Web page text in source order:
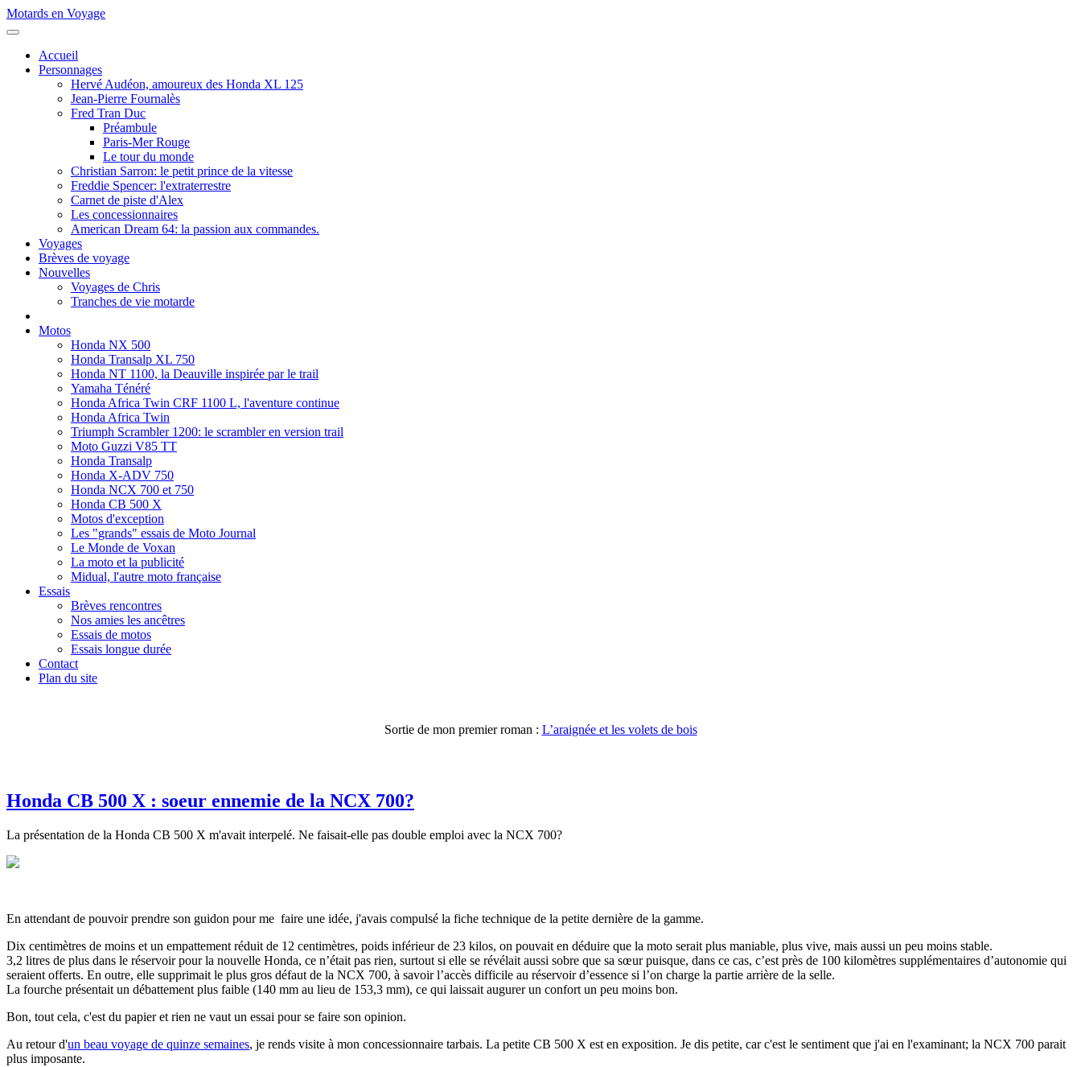
Motards en Voyage
Accueil
Personnages
Hervé Audéon, amoureux des Honda XL 125
Jean-Pierre Fournalès
Fred Tran Duc
Préambule
Paris-Mer Rouge
Le tour du monde
Christian Sarron: le petit prince de la vitesse
Freddie Spencer: l'extraterrestre
Carnet de piste d'Alex
Les concessionnaires
American Dream 64: la passion aux commandes.
Voyages
Brèves de voyage
Nouvelles
Voyages de Chris
Tranches de vie motarde
Motos
Honda NX 500
Honda Transalp XL 750
Honda NT 1100, la Deauville inspirée par le trail
Yamaha Ténéré
Honda Africa Twin CRF 1100 L, l'aventure continue
Honda Africa Twin
Triumph Scrambler 1200: le scrambler en version trail
Moto Guzzi V85 TT
Honda Transalp
Honda X-ADV 750
Honda NCX 700 et 750
Honda CB 500 X
Motos d'exception
Les "grands" essais de Moto Journal
Le Monde de Voxan
La moto et la publicité
Midual, l'autre moto française
Essais
Brèves rencontres
Nos amies les ancêtres
Essais de motos
Essais longue durée
Contact
Plan du site
Sortie de mon premier roman : L’araignée et les volets de bois
Honda CB 500 X : soeur ennemie de la NCX 700?
La présentation de la Honda CB 500 X m'avait interpelé. Ne faisait-elle pas double emploi avec la NCX 700?
En attendant de pouvoir prendre son guidon pour me faire une idée, j'avais compulsé la fiche technique de la petite dernière de la gamme.
Dix centimètres de moins et un empattement réduit de 12 centimètres, poids inférieur de 23 kilos, on pouvait en déduire que la moto serait plus maniable, plus vive, mais aussi un peu moins stable.
3,2 litres de plus dans le réservoir pour la nouvelle Honda, ce n’était pas rien, surtout si elle se révélait aussi sobre que sa sœur puisque, dans ce cas, c’est près de 100 kilomètres supplémentaires d’autonomie qui
seraient offerts. En outre, elle supprimait le plus gros défaut de la NCX 700, à savoir l’accès difficile au réservoir d’essence si l’on charge la partie arrière de la selle.
La fourche présentait un débattement plus faible (140 mm au lieu de 153,3 mm), ce qui laissait augurer un confort un peu moins bon.
Bon, tout cela, c'est du papier et rien ne vaut un essai pour se faire son opinion.
Au retour d'un beau voyage de quinze semaines, je rends visite à mon concessionnaire tarbais. La petite CB 500 X est en exposition. Je dis petite, car c'est le sentiment que j'ai en l'examinant; la NCX 700 parait
plus imposante.